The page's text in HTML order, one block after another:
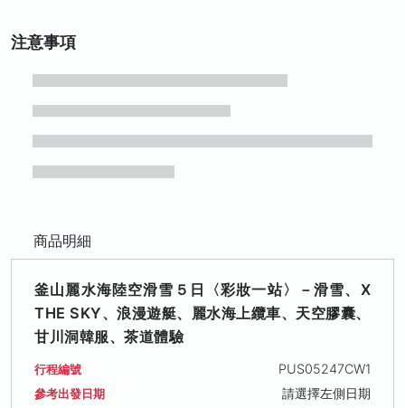
注意事項
商品明細
釜山麗水海陸空滑雪５日〈彩妝一站〉－滑雪、X
THE SKY、浪漫遊艇、麗水海上纜車、天空膠囊、
甘川洞韓服、茶道體驗
行程編號 PUS05247CW1
參考出發日期 請選擇左側日期